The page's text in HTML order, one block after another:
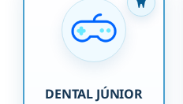
DENTAL JÚNIOR